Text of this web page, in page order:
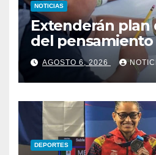
NOTICIAS
Extenderán plan
del
en las escuelas
AGOSTO 6, 2026
DEPORTES